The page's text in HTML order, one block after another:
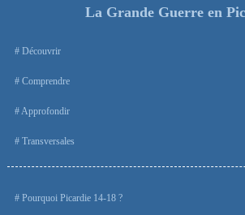
La Grande Guerre en
Découvrir
Comprendre
Approfondir
Transversales
Pourquoi Picardie 14-18 ?